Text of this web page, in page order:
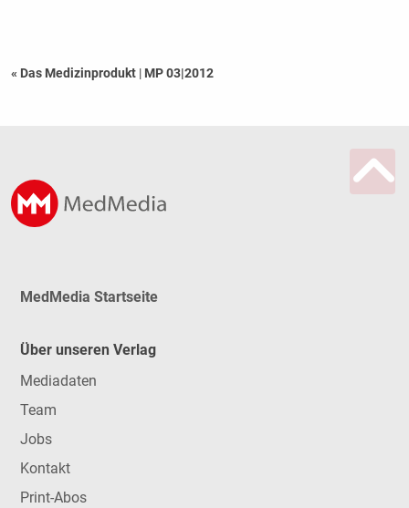
« Das Medizinprodukt | MP 03|2012
MedMedia Startseite
Über unseren Verlag
Mediadaten
Team
Jobs
Kontakt
Print-Abos